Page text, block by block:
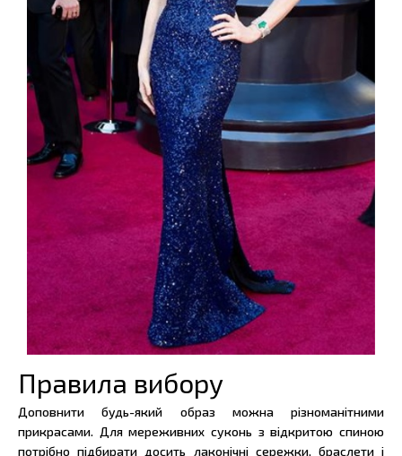
Правила вибору
Доповнити будь-який образ можна різноманітними
прикрасами. Для мереживних суконь з відкритою спиною
потрібно підбирати досить лаконічні сережки, браслети і